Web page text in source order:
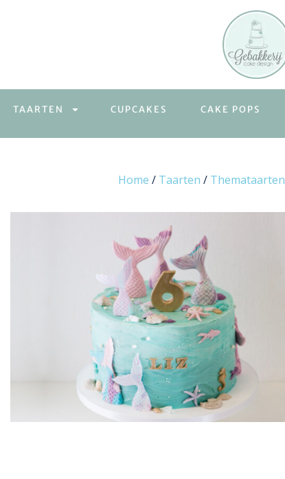
TAARTEN CUPCAKES CAKE POPS
Home / Taarten / Themataarten